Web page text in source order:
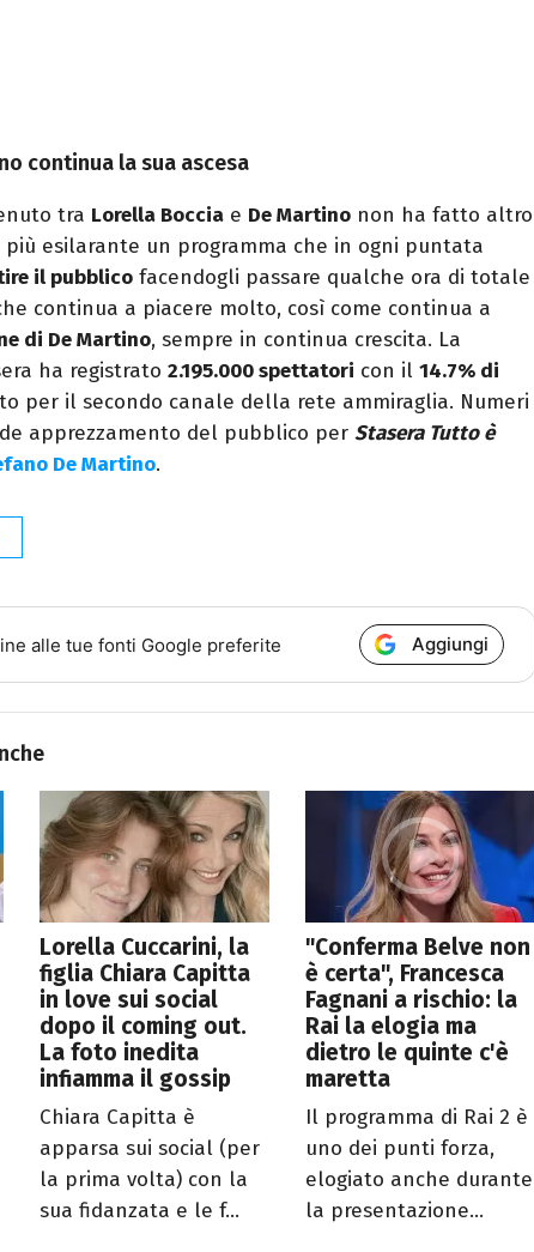
continua la sua ascesa
tra Lorella Boccia e De Martino non ha fatto altro
esilarante un programma che in ogni puntata
il pubblico facendogli passare qualche ora di totale
continua a piacere molto, così come continua a
di De Martino, sempre in continua crescita. La
ha registrato 2.195.000 spettatori con il 14.7% di
per il secondo canale della rete ammiraglia. Numeri
apprezzamento del pubblico per Stasera Tutto è
De Martino.
alle tue fonti Google preferite Aggiungi
Lorella Cuccarini, la
figlia Chiara Capitta
in love sui social
dopo il coming out.
La foto inedita
infiamma il gossip
Chiara Capitta è
apparsa sui social (per
la prima volta) con la
sua fidanzata e le f...
"Conferma Belve non
è certa", Francesca
Fagnani a rischio: la
Rai la elogia ma
dietro le quinte c'è
maretta
Il programma di Rai 2 è
uno dei punti forza,
elogiato anche durante
la presentazione...